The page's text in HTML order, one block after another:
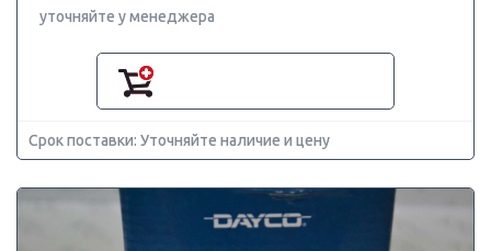
уточняйте у менеджера
Срок поставки: Уточняйте наличие и цену